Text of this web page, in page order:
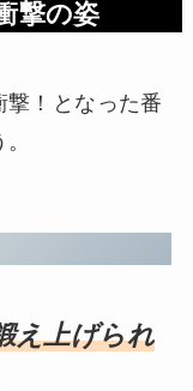
撃の姿
！となった番
え上げられ